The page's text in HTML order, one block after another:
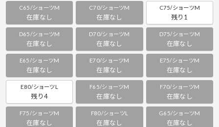
C65/ショーツM
在庫なし
C70/ショーツM
在庫なし
C75/ショーツM
残り1
D65/ショーツM
在庫なし
D70/ショーツM
在庫なし
D75/ショーツM
在庫なし
E65/ショーツM
在庫なし
E70/ショーツM
在庫なし
E75/ショーツM
在庫なし
E80/ショーツL
残り4
F65/ショーツM
在庫なし
F70/ショーツM
在庫なし
F75/ショーツM
在庫なし
F80/ショーツL
在庫なし
G65/ショーツM
在庫なし